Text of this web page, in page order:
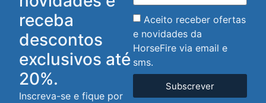
receba
descontos
exclusivos até
20%.
Inscreva-se e fique por
Aceito receber ofertas
e novidades da
HorseFire via email e
sms.
Subscrever